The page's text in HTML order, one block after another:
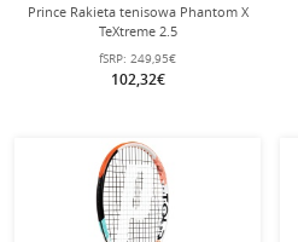
Prince Rakieta tenisowa Phantom X
TeXtreme 2.5
100in/320g/18x20/Turniej - nie
naciągana -
fSRP: 249,95€
102,32€